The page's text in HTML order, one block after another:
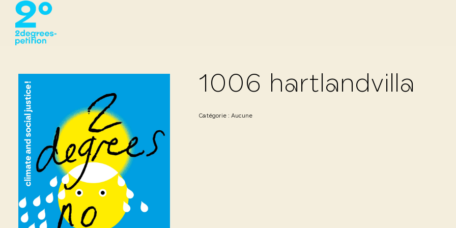
1006 hartlandvilla
Catégorie : Aucune